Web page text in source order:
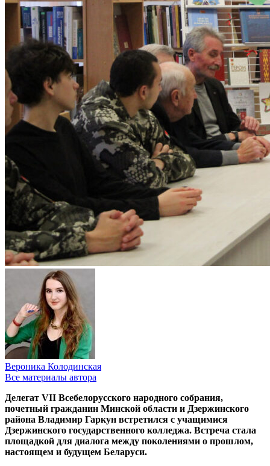
Вероника Колодинская
Все материалы автора
Делегат VII Всебелорусского народного собрания,
почетный гражданин Минской области и Дзержинского
района Владимир Гаркун встретился с учащимися
Дзержинского государственного колледжа. Встреча стала
площадкой для диалога между поколениями о прошлом,
настоящем и будущем Беларуси.